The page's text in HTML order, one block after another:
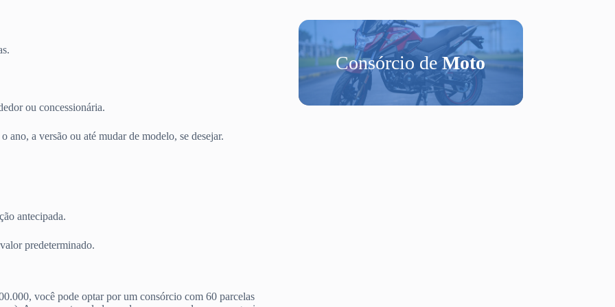
ou concessionária.
ano, a versão ou até mudar de modelo, se desejar.
antecipada.
predeterminado.
você pode optar por um consórcio com 60 parcelas
Consórcio deMoto